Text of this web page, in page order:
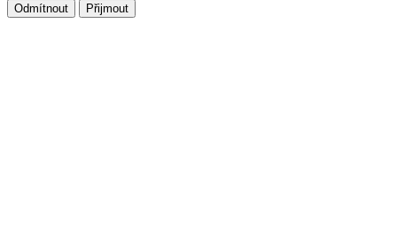
Odmítnout Přijmout